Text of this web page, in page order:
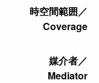
時空間範囲／
Coverage
媒介者／
Mediator